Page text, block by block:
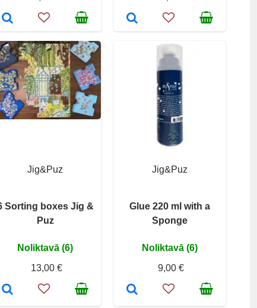
Jig&Puz
Sorting boxes Jig &
Puz
Noliktavā (6)
13,00 €
Jig&Puz
Glue 220 ml with a
Sponge
Noliktavā (6)
9,00 €